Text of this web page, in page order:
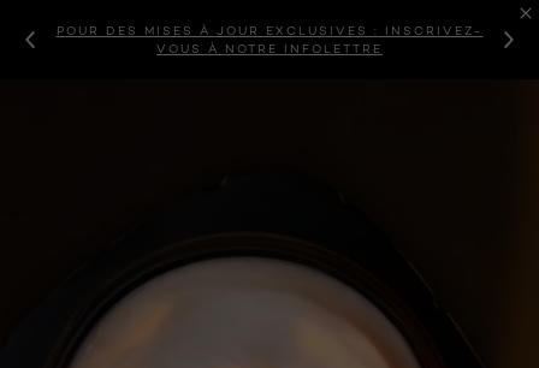
POUR DES MISES À JOUR EXCLUSIVES : INSCRIVEZ-
VOUS À NOTRE INFOLETTRE